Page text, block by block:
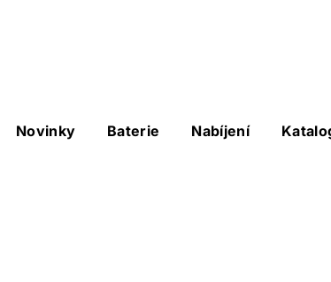
Hlavní
Novinky Baterie Nabíjení
sub-navigation